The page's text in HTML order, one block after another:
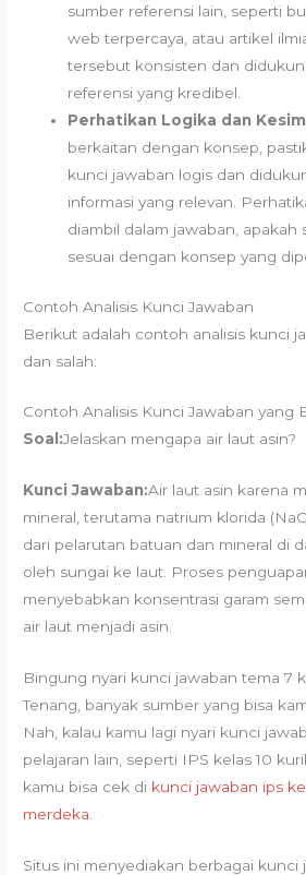
sumber referensi lain, seperti
web terpercaya, atau artikel
tersebut konsisten dan
referensi yang kredibel.
Perhatikan Logika dan
berkaitan dengan konsep,
kunci jawaban logis dan
informasi yang relevan.
diambil dalam jawaban, apakah
sesuai dengan konsep yang
Contoh Analisis Kunci Jawaban
Berikut adalah contoh analisis kunci
dan salah:
Contoh Analisis Kunci Jawaban yang
Soal:Jelaskan mengapa air laut asin?
Kunci Jawaban:Air laut asin karena
mineral, terutama natrium klorida
dari pelarutan batuan dan mineral di
oleh sungai ke laut. Proses
menyebabkan konsentrasi garam
air laut menjadi asin.
Bingung nyari kunci jawaban tema 7
Tenang, banyak sumber yang bisa
Nah, kalau kamu lagi nyari kunci
pelajaran lain, seperti IPS kelas 10
kamu bisa cek di kunci jawaban ips
merdeka
Situs ini menyediakan berbagai kunci